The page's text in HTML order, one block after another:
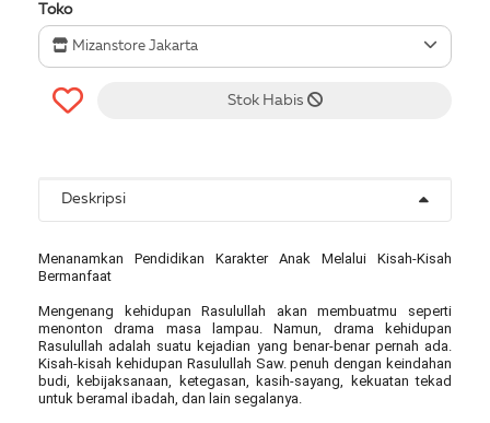
Toko
Mizanstore Jakarta
Stok Habis
Deskripsi
Menanamkan Pendidikan Karakter Anak Melalui Kisah-Kisah
Bermanfaat
Mengenang kehidupan Rasulullah akan membuatmu seperti
menonton drama masa lampau. Namun, drama kehidupan
Rasulullah adalah suatu kejadian yang benar-benar pernah ada.
Kisah-kisah kehidupan Rasulullah Saw. penuh dengan keindahan
budi, kebijaksanaan, ketegasan, kasih-sayang, kekuatan tekad
untuk beramal ibadah, dan lain segalanya.